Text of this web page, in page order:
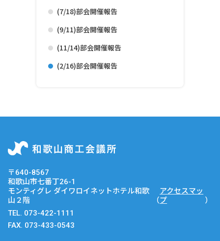
(7/18)部会開催報告
(9/11)部会開催報告
(11/14)部会開催報告
(2/16)部会開催報告
〒640-8567
和歌山市七番丁26-1
モンティグレ ダイワロイネットホテル和歌
山２階
（
アクセスマッ
プ
）
TEL. 073-422-1111
FAX. 073-433-0543